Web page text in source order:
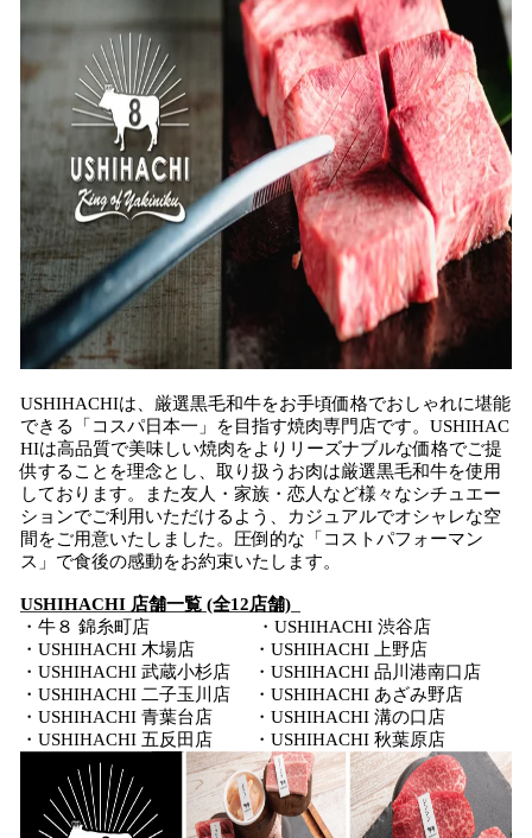
USHIHACHIは、厳選黒毛和牛をお手頃価格でおしゃれに堪能
できる「コスパ日本一」を目指す焼肉専門店です。USHIHAC
HIは高品質で美味しい焼肉をよりリーズナブルな価格でご提
供することを理念とし、取り扱うお肉は厳選黒毛和牛を使用
しております。また友人・家族・恋人など様々なシチュエー
ションでご利用いただけるよう、カジュアルでオシャレな空
間をご用意いたしました。圧倒的な「コストパフォーマン
ス」で食後の感動をお約束いたします。
USHIHACHI 店舗一覧 (全12店舗)
・牛８ 錦糸町店 ・USHIHACHI 渋谷店
・USHIHACHI 木場店 ・USHIHACHI 上野店
・USHIHACHI 武蔵小杉店 ・USHIHACHI 品川港南口店
・USHIHACHI 二子玉川店 ・USHIHACHI あざみ野店
・USHIHACHI 青葉台店 ・USHIHACHI 溝の口店
・USHIHACHI 五反田店 ・USHIHACHI 秋葉原店